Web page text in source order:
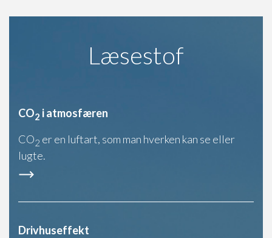
Læsestof
CO2 i atmosfæren
CO2 er en luftart, som man hverken kan se eller
lugte.
Drivhuseffekt